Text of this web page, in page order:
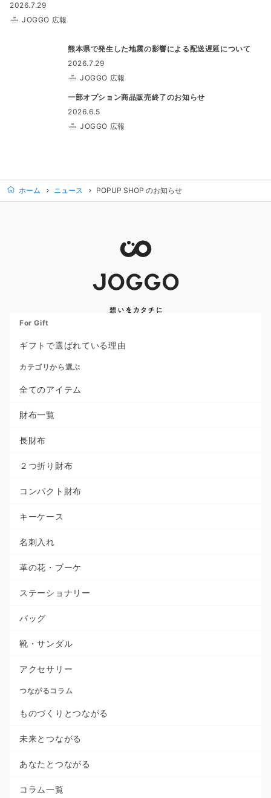
2026.7.29
JOGGO 広報
熊本県で発生した地震の影響による配送遅延について
2026.7.29
JOGGO 広報
一部オプション商品販売終了のお知らせ
2026.6.5
JOGGO 広報
ホーム ニュース POPUP SHOP のお知らせ
For Gift
ギフトで選ばれている理由
カテゴリから選ぶ
全てのアイテム
財布一覧
長財布
２つ折り財布
コンパクト財布
キーケース
名刺入れ
革の花・ブーケ
ステーショナリー
バッグ
靴・サンダル
アクセサリー
つながるコラム
ものづくりとつながる
未来とつながる
あなたとつながる
コラム一覧